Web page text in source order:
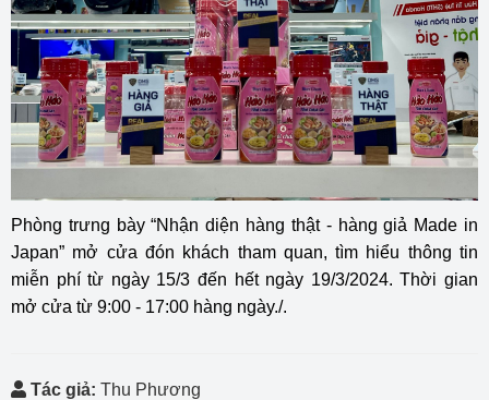
Phòng trưng bày “Nhận diện hàng thật - hàng giả Made in
Japan” mở cửa đón khách tham quan, tìm hiểu thông tin
miễn phí từ ngày 15/3 đến hết ngày 19/3/2024. Thời gian
mở cửa từ 9:00 - 17:00 hàng ngày./.
Tác giả: Thu Phương